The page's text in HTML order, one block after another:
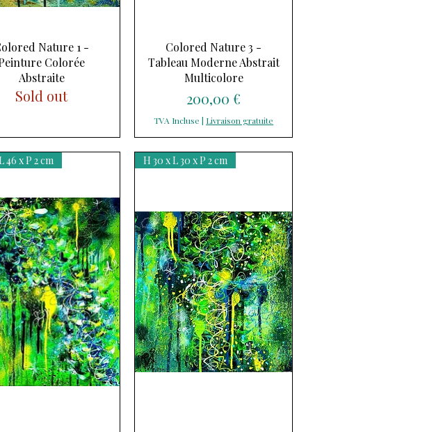
Aperçu rapide
Nature 1 -
Colorée
Abstraite
Sold out
Aperçu rapide
Colored Nature 3 -
Tableau Moderne Abstrait
Multicolore
Prix
200,00 €
TVA Incluse | Livraison gratuite
46 x P 2 cm H 30 x L 30 x P 2 cm